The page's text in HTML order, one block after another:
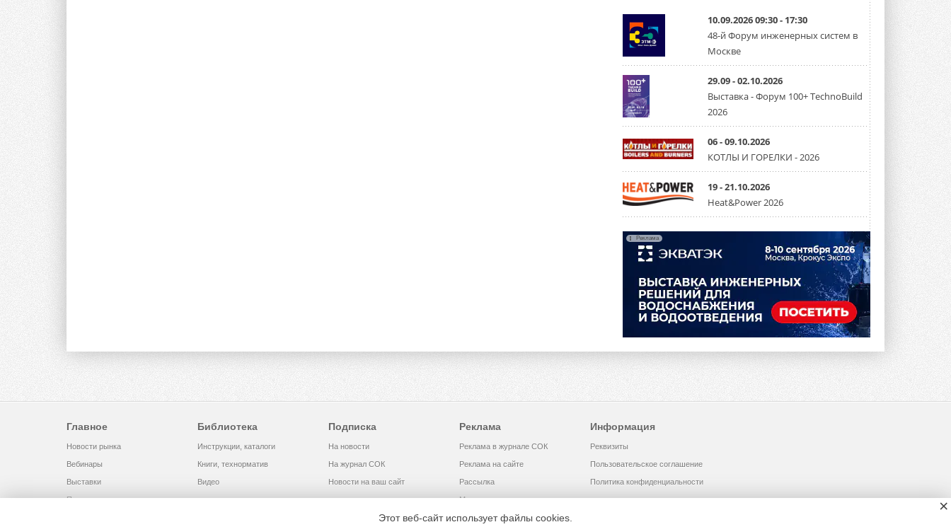
10.09.2026 09:30 - 17:30
48-й Форум инженерных систем в
Москве
29.09 - 02.10.2026
Выставка - Форум 100+ TechnoBuild
2026
06 - 09.10.2026
КОТЛЫ И ГОРЕЛКИ - 2026
19 - 21.10.2026
Heat&Power 2026
Реклама
Главное
Новости рынка
Вебинары
Выставки
Помощь
Библиотека
Инструкции, каталоги
Книги, технорматив
Видео
Подписка
На новости
На журнал СОК
Новости на ваш сайт
Реклама
Реклама в журнале СОК
Реклама на сайте
Рассылка
Медиакит
Информация
Реквизиты
Пользовательское соглашение
Политика конфиденциальности
Этот веб-сайт использует файлы cookies.
×